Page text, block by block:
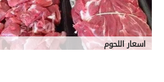
اسعار اللحوم